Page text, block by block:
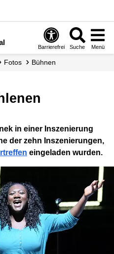
Barrierefrei Suche Menü
Fotos Bühnen
in einer Inszenierung
der zehn Inszenierungen,
eingeladen wurden.